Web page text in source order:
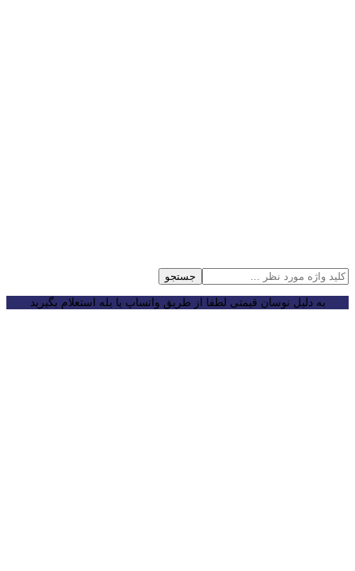
جستجو
به دلیل نوسان قیمتی لطفا از طریق واتساپ یا بله استعلام بگیرید